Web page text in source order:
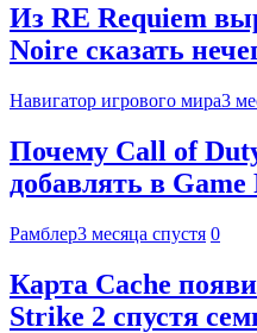
Из RE Requiem
Noire сказать
Навигатор игрового мира3
Почему Call of
добавлять в Game
Рамблер3 месяца спустя 0
Карта Cache
Strike 2 спустя